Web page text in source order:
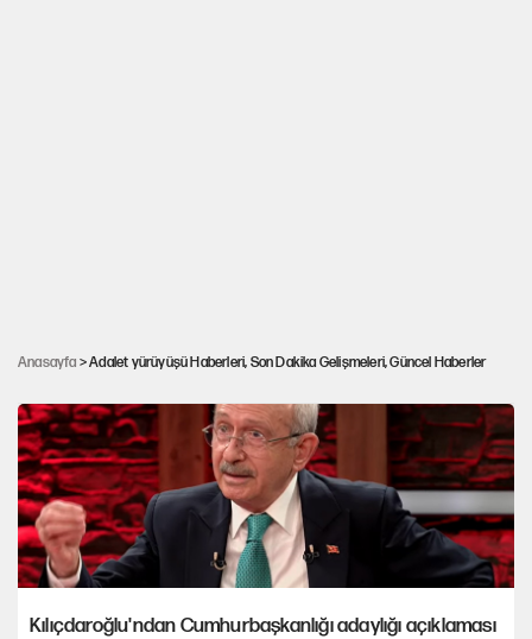
Anasayfa > Adalet yürüyüşü Haberleri, Son Dakika Gelişmeleri, Güncel Haberler
arayacağım
Kılıçdaroğlu'ndan Cumhurbaşkanlığı adaylığı açıklaması